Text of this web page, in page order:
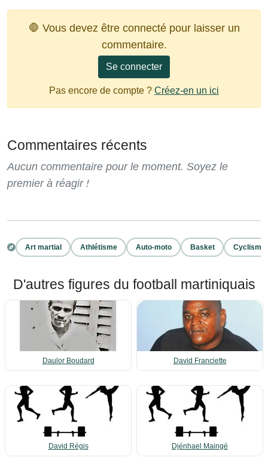
🛑 Vous devez être connecté pour laisser un
commentaire.
Se connecter
Pas encore de compte ? Créez-en un ici
Commentaires récents
Aucun commentaire pour le moment. Soyez le
premier à réagir !
Art martial Athlétisme Auto-moto Basket Cyclisme
D'autres figures du football martiniquais
Daulor Boudard David Franciette
David Régis Djénhael Maingé